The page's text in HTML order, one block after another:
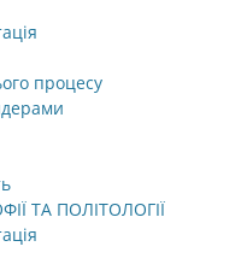
процесу
ТА ПОЛІТОЛОГІЇ